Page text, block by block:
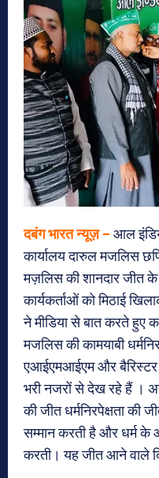
दबंग भारत न्यूज़ – आल
कार्यालय दारुल मजलिस
मज़लिस की शानदार जीत
कार्यकर्ताओं को मिठाई
ने मीडिया से बात करते हुए
मजलिस की कामयाबी
एआईएमआईएम और बैरिस्टर
भरी नजरों से देख रहे हैं ।
की जीत धर्मनिरपेक्षता की
सम्मान करती है और धर्म के
करती। यह जीत आने वाले